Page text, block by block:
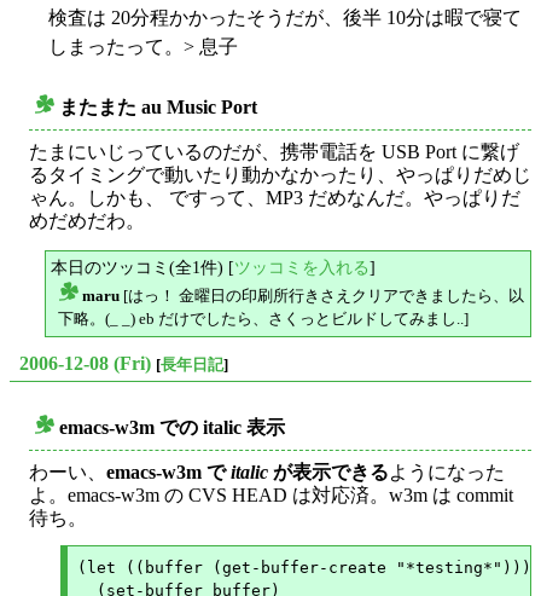
検査は 20分程かかったそうだが、後半 10分は暇で寝て
しまったって。> 息子
またまた au Music Port
たまにいじっているのだが、携帯電話を USB Port に繋げ
るタイミングで動いたり動かなかったり、やっぱりだめじ
ゃん。しかも、 ですって、MP3 だめなんだ。やっぱりだ
めだめだわ。
本日のツッコミ(全1件) [ツッコミを入れる]
maru [はっ！ 金曜日の印刷所行きさえクリアできましたら、以
下略。(_ _) eb だけでしたら、さくっとビルドしてみまし..]
2006-12-08 (Fri) [長年日記]
emacs-w3m での italic 表示
わーい、 emacs-w3m でitalic が表示できるようになった
よ。emacs-w3m の CVS HEAD は対応済。w3m は commit
待ち。
(let ((buffer (get-buffer-create "*testing*")))
  (set-buffer buffer)